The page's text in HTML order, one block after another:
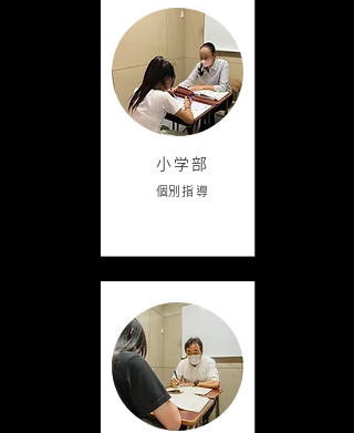
小学部
​個別指導